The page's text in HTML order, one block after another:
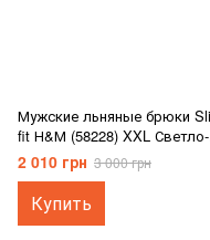
Мужские льняные брюки Slim
fit Н&М (58228) XXL Светло-
бежевые
2 010 грн 3 000 грн
Купить